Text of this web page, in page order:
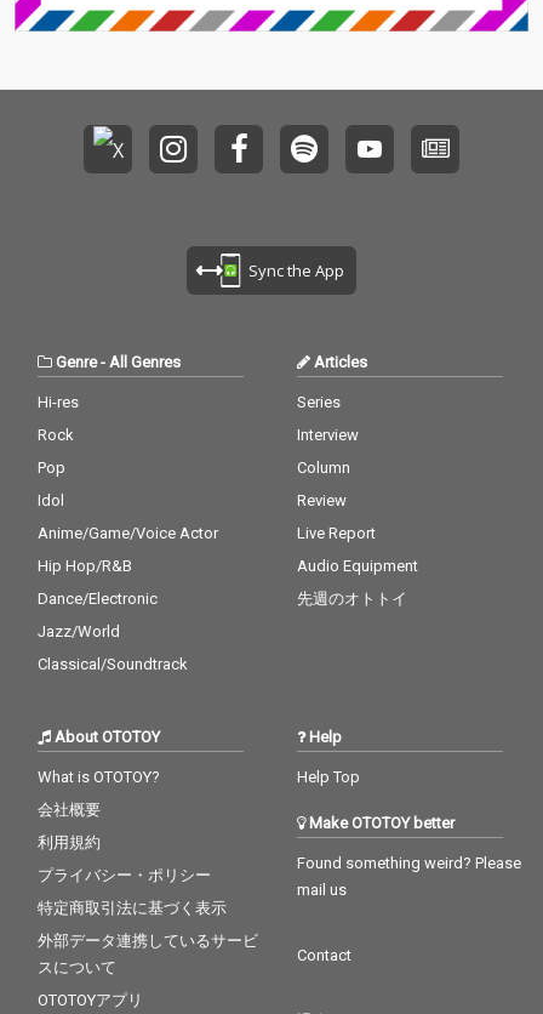
Sync the App
Genre- All Genres
Hi-res
Rock
Pop
Idol
Anime/Game/Voice Actor
Hip Hop/R&B
Dance/Electronic
Jazz/World
Classical/Soundtrack
Articles
Series
Interview
Column
Review
Live Report
Audio Equipment
先週のオトトイ
About OTOTOY
What is OTOTOY?
会社概要
利用規約
プライバシー・ポリシー
特定商取引法に基づく表示
外部データ連携しているサービ
スについて
OTOTOYアプリ
Help
Help Top
Make OTOTOY better
Found something weird? Please
mail us
Contact